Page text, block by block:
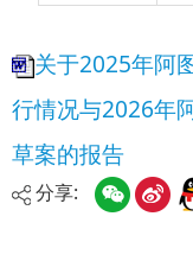
分享: